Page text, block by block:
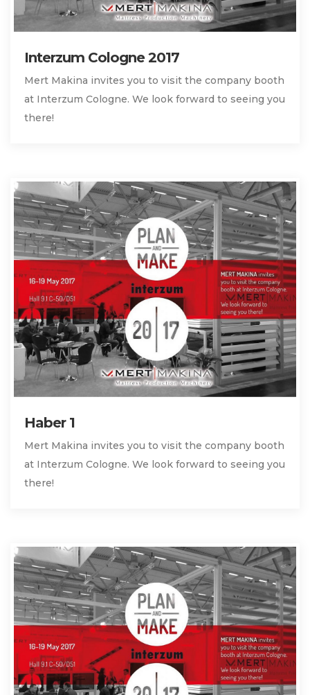
Interzum Cologne 2017
Mert Makina invites you to visit the company booth
at Interzum Cologne. We look forward to seeing you
there!
Haber 1
Mert Makina invites you to visit the company booth
at Interzum Cologne. We look forward to seeing you
there!